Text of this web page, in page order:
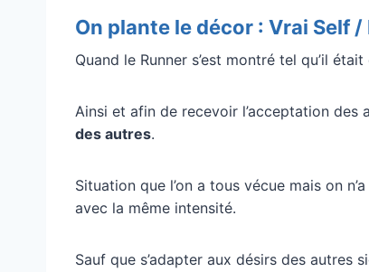
On plante le décor : Vrai Self /
Quand le Runner s’est montré tel qu’il
Ainsi et afin de recevoir l’acceptation des
des autres.
Situation que l’on a tous vécue mais on
avec la même intensité.
Sauf que s’adapter aux désirs des autres